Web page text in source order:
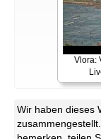
Vlora:
Wir haben dieses